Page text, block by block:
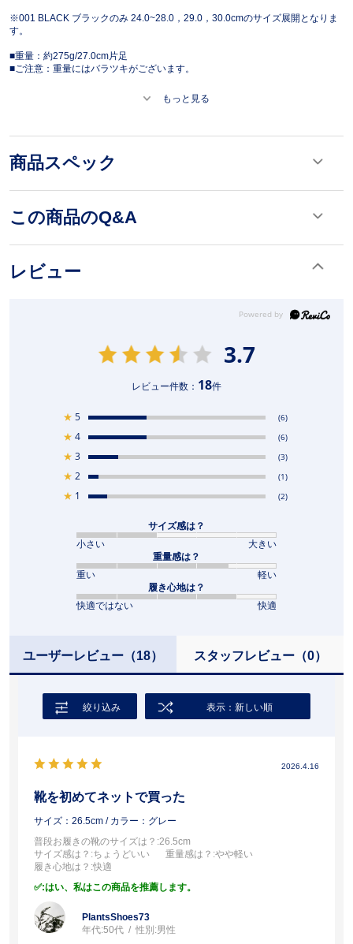
※001 BLACK ブラックのみ 24.0~28.0，29.0，30.0cmのサイズ展開となりま
す。
■重量：約275g/27.0cm片足
■ご注意：重量にはバラツキがございます。
もっと見る
商品スペック
この商品のQ&A
レビュー
3.7
レビュー件数： 18件
★ 5 (6)
★ 4 (6)
★ 3 (3)
★ 2 (1)
★ 1 (2)
サイズ感は？
小さい
大きい
重量感は？
重い
軽い
履き心地は？
快適ではない
快適
ユーザーレビュー（18） スタッフレビュー（0）
絞り込み 表示：新しい順
2026.4.16
靴を初めてネットで買った
サイズ：26.5cm / カラー：グレー
普段お履きの靴のサイズは？ :26.5cm
サイズ感は？ :ちょうどいい 重量感は？ :やや軽い
履き心地は？ :快適
:はい、私はこの商品を推薦します。
PlantsShoes73
年代:50代 性別:男性